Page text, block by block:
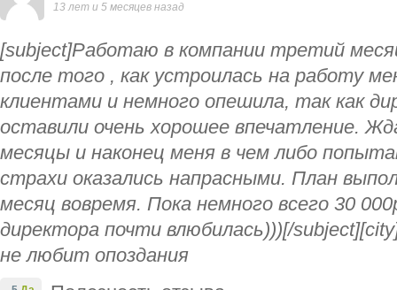
13 лет и 5 месяцев назад
[subject]Работаю в компании третий
после того , как устроилась на работу
клиентами и немного опешила, так как
оставили очень хорошее впечатление.
месяцы и наконец меня в чем либо
страхи оказались напрасными. План
месяц вовремя. Пока немного всего 30
директора почти влюбилась)))[/
не любит опоздания